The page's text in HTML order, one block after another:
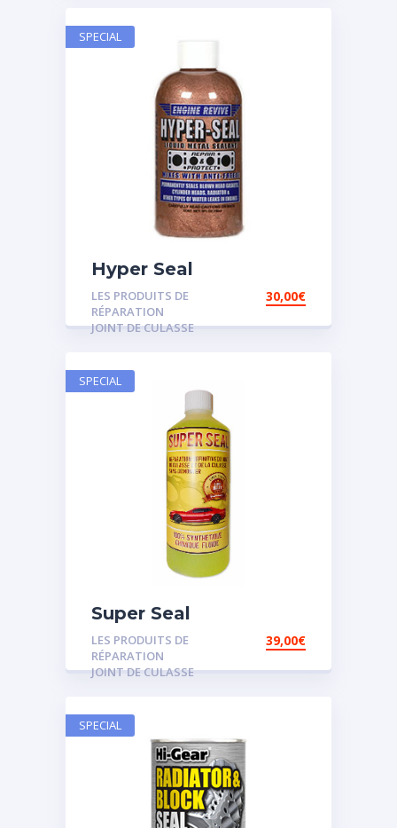
Hyper Seal
LES PRODUITS DE
RÉPARATION
JOINT DE CULASSE
30,00€
SPECIAL
Super Seal
LES PRODUITS DE
RÉPARATION
JOINT DE CULASSE
39,00€
SPECIAL
SPECIAL